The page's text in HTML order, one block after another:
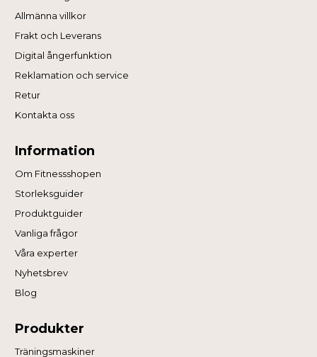
Allmänna villkor
Frakt och Leverans
Digital ångerfunktion
Reklamation och service
Retur
Kontakta oss
Information
Om Fitnessshopen
Storleksguider
Produktguider
Vanliga frågor
Våra experter
Nyhetsbrev
Blog
Produkter
Träningsmaskiner